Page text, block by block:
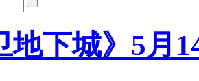
地下城》5月